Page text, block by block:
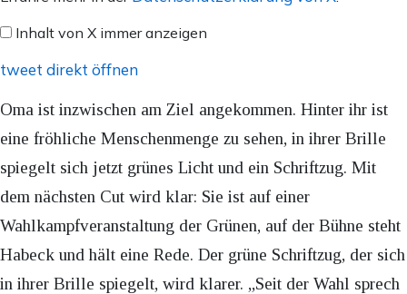
anzeigen
Inhalt von X immer anzeigen
tweet direkt öffnen
Oma ist inzwischen am Ziel angekommen. Hinter ihr ist
eine fröhliche Menschenmenge zu sehen, in ihrer Brille
spiegelt sich jetzt grünes Licht und ein Schriftzug. Mit
dem nächsten Cut wird klar: Sie ist auf einer
Wahlkampfveranstaltung der Grünen, auf der Bühne steht
Habeck und hält eine Rede. Der grüne Schriftzug, der sich
in ihrer Brille spiegelt, wird klarer. „Seit der Wahl sprech